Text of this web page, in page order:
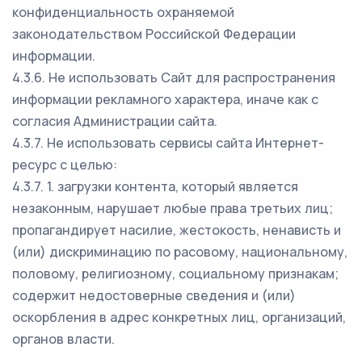
конфиденциальность охраняемой
законодательством Российской Федерации
информации.
4.3.6. Не использовать Сайт для распространения
информации рекламного характера, иначе как с
согласия Администрации сайта.
4.3.7. Не использовать сервисы сайта Интернет-
ресурс с целью:
4.3.7. 1. загрузки контента, который является
незаконным, нарушает любые права третьих лиц;
пропагандирует насилие, жестокость, ненависть и
(или) дискриминацию по расовому, национальному,
половому, религиозному, социальному признакам;
содержит недостоверные сведения и (или)
оскорбления в адрес конкретных лиц, организаций,
органов власти.